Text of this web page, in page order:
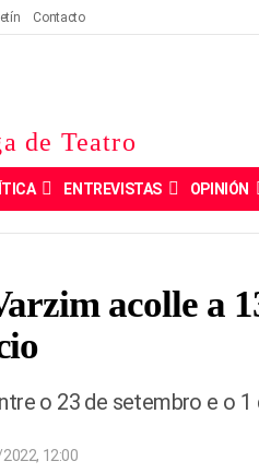
Contacto
de Teatro
ENTREVISTAS OPINIÓN
acolle a
o 23 de setembro e o 1
12:00